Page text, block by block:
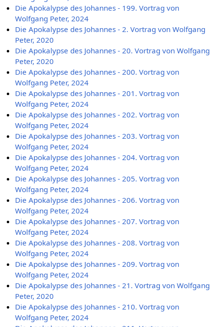
Die Apokalypse des Johannes - 199. Vortrag von
Wolfgang Peter, 2024
Die Apokalypse des Johannes - 2. Vortrag von Wolfgang
Peter, 2020
Die Apokalypse des Johannes - 20. Vortrag von Wolfgang
Peter, 2020
Die Apokalypse des Johannes - 200. Vortrag von
Wolfgang Peter, 2024
Die Apokalypse des Johannes - 201. Vortrag von
Wolfgang Peter, 2024
Die Apokalypse des Johannes - 202. Vortrag von
Wolfgang Peter, 2024
Die Apokalypse des Johannes - 203. Vortrag von
Wolfgang Peter, 2024
Die Apokalypse des Johannes - 204. Vortrag von
Wolfgang Peter, 2024
Die Apokalypse des Johannes - 205. Vortrag von
Wolfgang Peter, 2024
Die Apokalypse des Johannes - 206. Vortrag von
Wolfgang Peter, 2024
Die Apokalypse des Johannes - 207. Vortrag von
Wolfgang Peter, 2024
Die Apokalypse des Johannes - 208. Vortrag von
Wolfgang Peter, 2024
Die Apokalypse des Johannes - 209. Vortrag von
Wolfgang Peter, 2024
Die Apokalypse des Johannes - 21. Vortrag von Wolfgang
Peter, 2020
Die Apokalypse des Johannes - 210. Vortrag von
Wolfgang Peter, 2024